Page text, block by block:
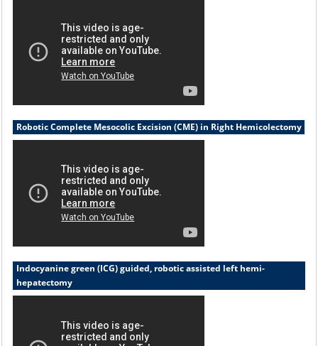
Robotic Complete Mesocolic Excision (CME) in Right Hemicolectomy
Indocyanine green (ICG) guided, robotic assisted left hemi-
hepatectomy